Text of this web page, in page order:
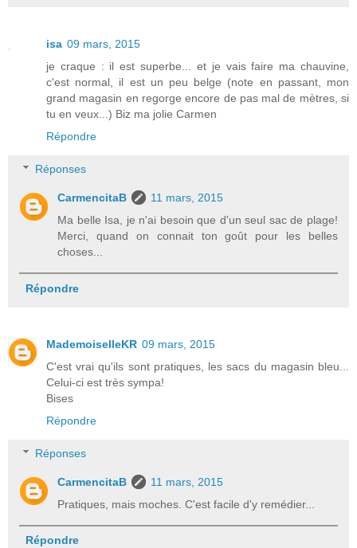
isa 09 mars, 2015
je craque : il est superbe... et je vais faire ma chauvine,
c'est normal, il est un peu belge (note en passant, mon
grand magasin en regorge encore de pas mal de mètres, si
tu en veux...) Biz ma jolie Carmen
Répondre
Réponses
CarmencitaB
11 mars, 2015
Ma belle Isa, je n'ai besoin que d'un seul sac de plage!
Merci, quand on connait ton goût pour les belles
choses...
Répondre
MademoiselleKR 09 mars, 2015
C'est vrai qu'ils sont pratiques, les sacs du magasin bleu...
Celui-ci est très sympa!
Bises
Répondre
Réponses
CarmencitaB
11 mars, 2015
Pratiques, mais moches. C'est facile d'y remédier...
Répondre